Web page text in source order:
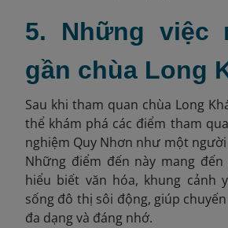
5. Những việc
gần chùa Long
Sau khi tham quan chùa Long
thể khám phá các điểm tham
nghiệm Quy Nhơn như một
Những điểm đến này mang
hiểu biết văn hóa, khung cảnh
sống đô thị sôi động, giúp
đa dạng và đáng nhớ.